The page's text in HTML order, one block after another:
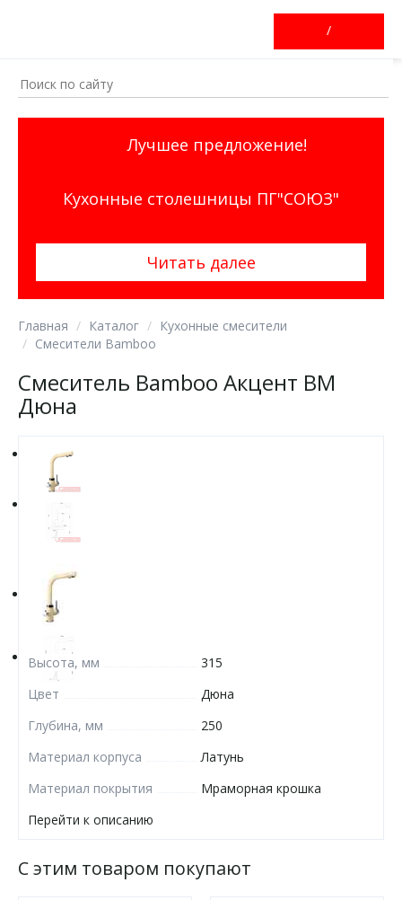
/
Лучшее предложение!
Кухонные столешницы ПГ"СОЮЗ"
Читать далее
Главная Каталог
Кухонные смесители
Смесители Bamboo
Смеситель Bamboo Акцент ВМ
Дюна
Высота, мм
315
Цвет
Дюна
Глубина, мм
250
Материал корпуса
Латунь
Материал покрытия
Мраморная крошка
Перейти к описанию
С этим товаром покупают